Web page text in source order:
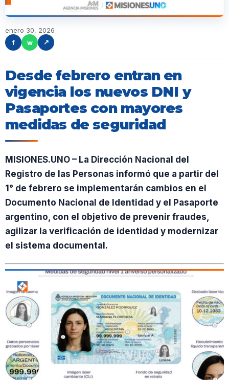
enero 30, 2026
f
w ↗
Desde febrero entran en
vigencia los nuevos DNI y
Pasaportes con mayores
medidas de seguridad
MISIONES.UNO – La Dirección Nacional del
Registro de las Personas informó que a partir del
1° de febrero se implementarán cambios en el
Documento Nacional de Identidad y el Pasaporte
argentino, con el objetivo de prevenir fraudes,
agilizar la verificación de identidad y modernizar
el sistema documental.